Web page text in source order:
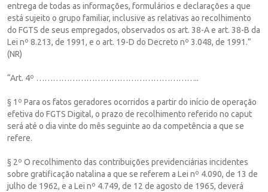
entrega de todas as informações, formulários e declarações a que
está sujeito o grupo familiar, inclusive as relativas ao recolhimento
do FGTS de seus empregados, observados os art. 38-A e art. 38-B da
Lei nº 8.213, de 1991, e o art. 19-D do Decreto nº 3.048, de 1991.”
(NR)
“Art. 4º …………………………………………………..
§ 1º Para os fatos geradores ocorridos a partir do início de operação
efetiva do FGTS Digital, o prazo de recolhimento referido no caput
será até o dia vinte do mês seguinte ao da competência a que se
refere.
§ 2º O recolhimento das contribuições previdenciárias incidentes
sobre gratificação natalina a que se referem a Lei nº 4.090, de 13 de
julho de 1962, e a Lei nº 4.749, de 12 de agosto de 1965, deverá